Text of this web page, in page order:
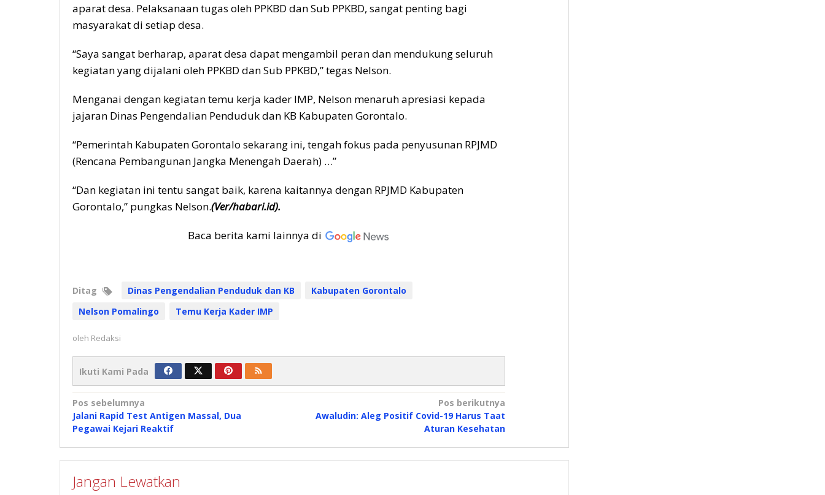
aparat desa. Pelaksanaan tugas oleh PPKBD dan Sub PPKBD, sangat penting bagi
masyarakat di setiap desa.
“Saya sangat berharap, aparat desa dapat mengambil peran dan mendukung seluruh
kegiatan yang dijalani oleh PPKBD dan Sub PPKBD,” tegas Nelson.
Menganai dengan kegiatan temu kerja kader IMP, Nelson menaruh apresiasi kepada
jajaran Dinas Pengendalian Penduduk dan KB Kabupaten Gorontalo.
“Pemerintah Kabupaten Gorontalo sekarang ini, tengah fokus pada penyusunan RPJMD
(Rencana Pembangunan Jangka Menengah Daerah) …”
“Dan kegiatan ini tentu sangat baik, karena kaitannya dengan RPJMD Kabupaten
Gorontalo,” pungkas Nelson.(Ver/habari.id).
Baca berita kami lainnya di
Ditag Dinas Pengendalian Penduduk dan KB
Kabupaten Gorontalo
Nelson Pomalingo
Temu Kerja Kader IMP
oleh Redaksi
Ikuti Kami Pada
Navigasi
pos
Pos sebelumnya
Jalani Rapid Test Antigen Massal, Dua
Pegawai Kejari Reaktif
Pos berikutnya
Awaludin: Aleg Positif Covid-19 Harus Taat
Aturan Kesehatan
Jangan Lewatkan